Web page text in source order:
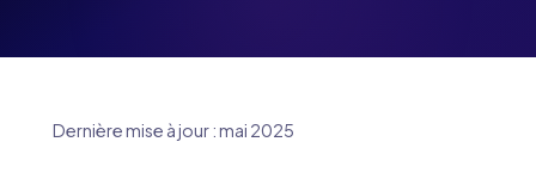
Dernière mise à jour : mai 2025